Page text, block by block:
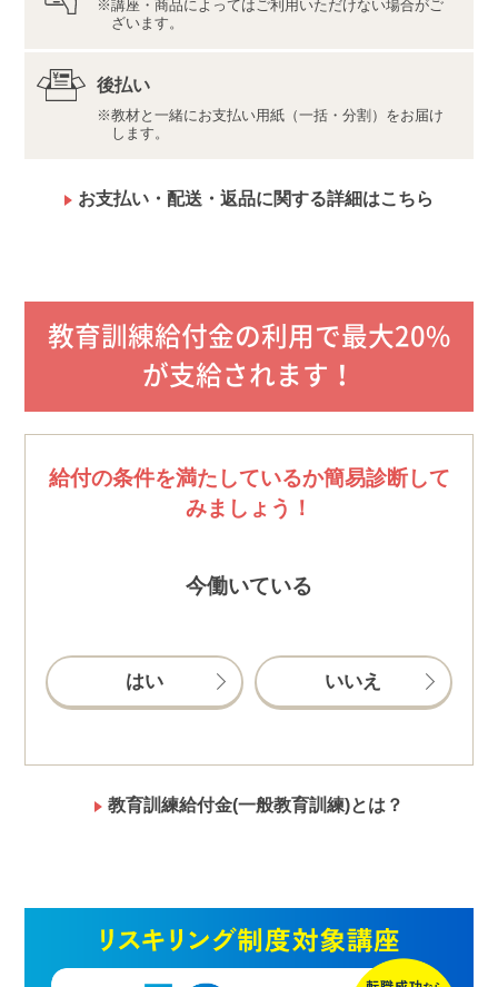
【デジタルサポート推奨環境・利用規約】
推奨環境（https://www.u-can.jp/digitaltool）
利用規約（https://www.u-can.jp/digitalterms）
インターネット接続料金等はお客様のご負担となりま
す。通信量の上限のない、または上限に余裕のある回
講座・商品によってはご利用いただけない場合がご
ざいます。
後払い
教材と一緒にお支払い用紙（一括・分割）をお届け
します。
お支払い・配送・返品に関する詳細はこちら
教育訓練給付金の利用で最大20%
が支給されます！
給付の条件を満たしているか簡易診断して
みましょう！
今働いている
はい いいえ
教育訓練給付金(一般教育訓練)とは？